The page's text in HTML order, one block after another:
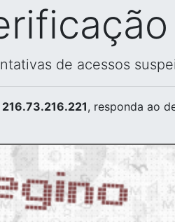
de acessos
216.73.216.221, responda ao